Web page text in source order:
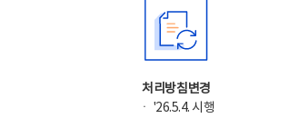
처리방침변경
ㆍ '26.5.4. 시행